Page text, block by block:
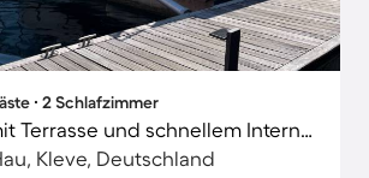
∙ 2 Schlafzimmer
Ferienhaus mit Terrasse und schnellem Internet | Seeblick
Kleve, Deutschland